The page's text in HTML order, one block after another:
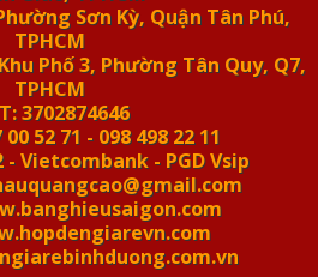
Sơn Kỳ, Quận Tân Phú,
TPHCM
Phố 3, Phường Tân Quy, Q7,
TPHCM
3702874646
52 71 - 098 498 22 11
- Vietcombank - PGD Vsip